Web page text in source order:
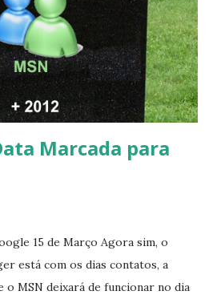
Marcada para
15 de Março Agora sim, o
está com os dias contatos, a
MSN deixará de funcionar no dia